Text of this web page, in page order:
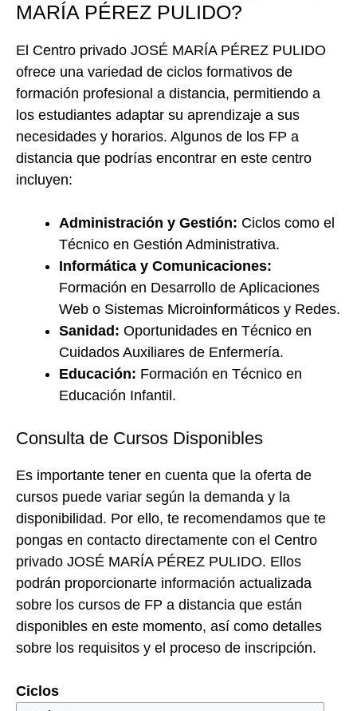
MARÍA PÉREZ PULIDO?
El Centro privado JOSÉ MARÍA PÉREZ PULIDO
ofrece una variedad de ciclos formativos de
formación profesional a distancia, permitiendo a
los estudiantes adaptar su aprendizaje a sus
necesidades y horarios. Algunos de los FP a
distancia que podrías encontrar en este centro
incluyen:
Administración y Gestión: Ciclos como el
Técnico en Gestión Administrativa.
Informática y Comunicaciones:
Formación en Desarrollo de Aplicaciones
Web o Sistemas Microinformáticos y Redes.
Sanidad: Oportunidades en Técnico en
Cuidados Auxiliares de Enfermería.
Educación: Formación en Técnico en
Educación Infantil.
Consulta de Cursos Disponibles
Es importante tener en cuenta que la oferta de
cursos puede variar según la demanda y la
disponibilidad. Por ello, te recomendamos que te
pongas en contacto directamente con el Centro
privado JOSÉ MARÍA PÉREZ PULIDO. Ellos
podrán proporcionarte información actualizada
sobre los cursos de FP a distancia que están
disponibles en este momento, así como detalles
sobre los requisitos y el proceso de inscripción.
Ciclos